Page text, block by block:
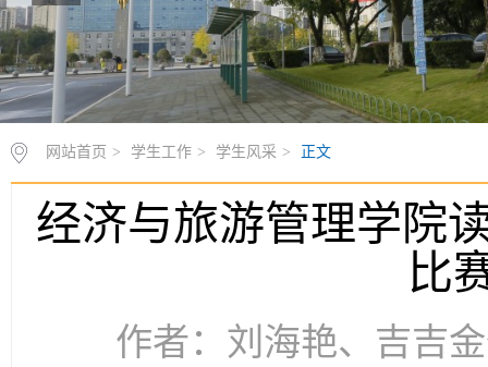
网站首页 > 学生工作 > 学生风采 > 正文
经济与旅游管理学院
比
作者：刘海艳、吉吉